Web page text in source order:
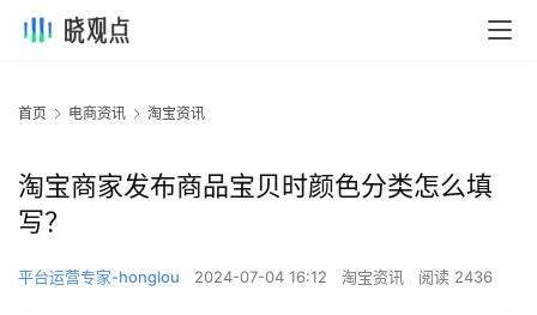
首页 电商资讯 淘宝资讯
淘宝商家发布商品宝贝时颜色分类怎么填
写？
平台运营专家-honglou 2024-07-04 16:12 淘宝资讯 阅读 2436